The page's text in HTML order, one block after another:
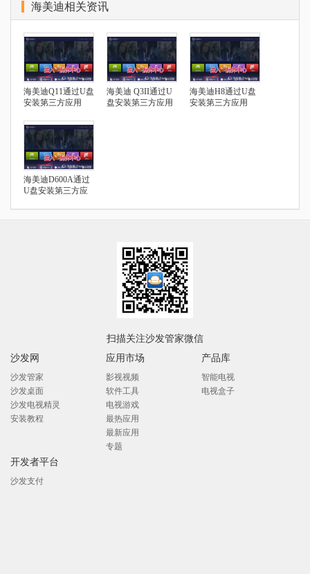
海美迪相关资讯
海美迪Q11通过U盘
安装第三方应用
海美迪 Q3II通过U
盘安装第三方应用
海美迪H8通过U盘
安装第三方应用
海美迪D600A通过
U盘安装第三方应
扫描关注沙发管家微信
沙发网
沙发管家
沙发桌面
沙发电视精灵
安装教程
应用市场
影视视频
软件工具
电视游戏
最热应用
最新应用
专题
产品库
智能电视
电视盒子
开发者平台
沙发支付